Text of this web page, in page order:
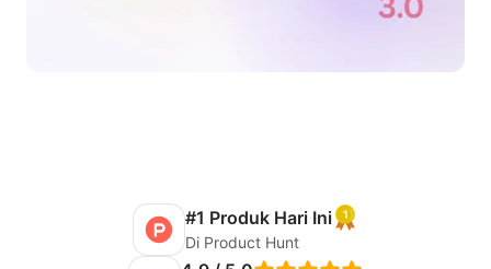
#1 Produk Hari Ini
Di Product Hunt